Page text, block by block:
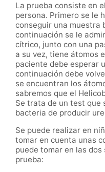
La prueba consiste en
persona. Primero se le
conseguir una muestra
continuación se le
cítrico, junto con una
a su vez, tiene átomos
paciente debe esperar
continuación debe
se encuentran los
sabremos que el
Se trata de un test que
bacteria de producir
Se puede realizar en
tomar en cuenta unas
puede tomar en las
prueba: